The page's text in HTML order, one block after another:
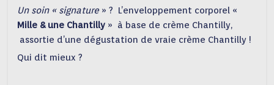
Un soin « signature » ? L’enveloppement corporel «
Mille & une Chantilly » à base de crème Chantilly,
assortie d’une dégustation de vraie crème Chantilly !
Qui dit mieux ?